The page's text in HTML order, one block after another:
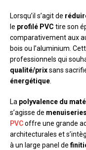
Lorsqu’il s’agit de
le profilé PVC tire son
comparativement aux
bois ou l’aluminium.
professionnels qui
qualité/prixsans
énergétique
La polyvalence du
s’agisse de
PVCoffre une grande
architecturales et
à un large panel de